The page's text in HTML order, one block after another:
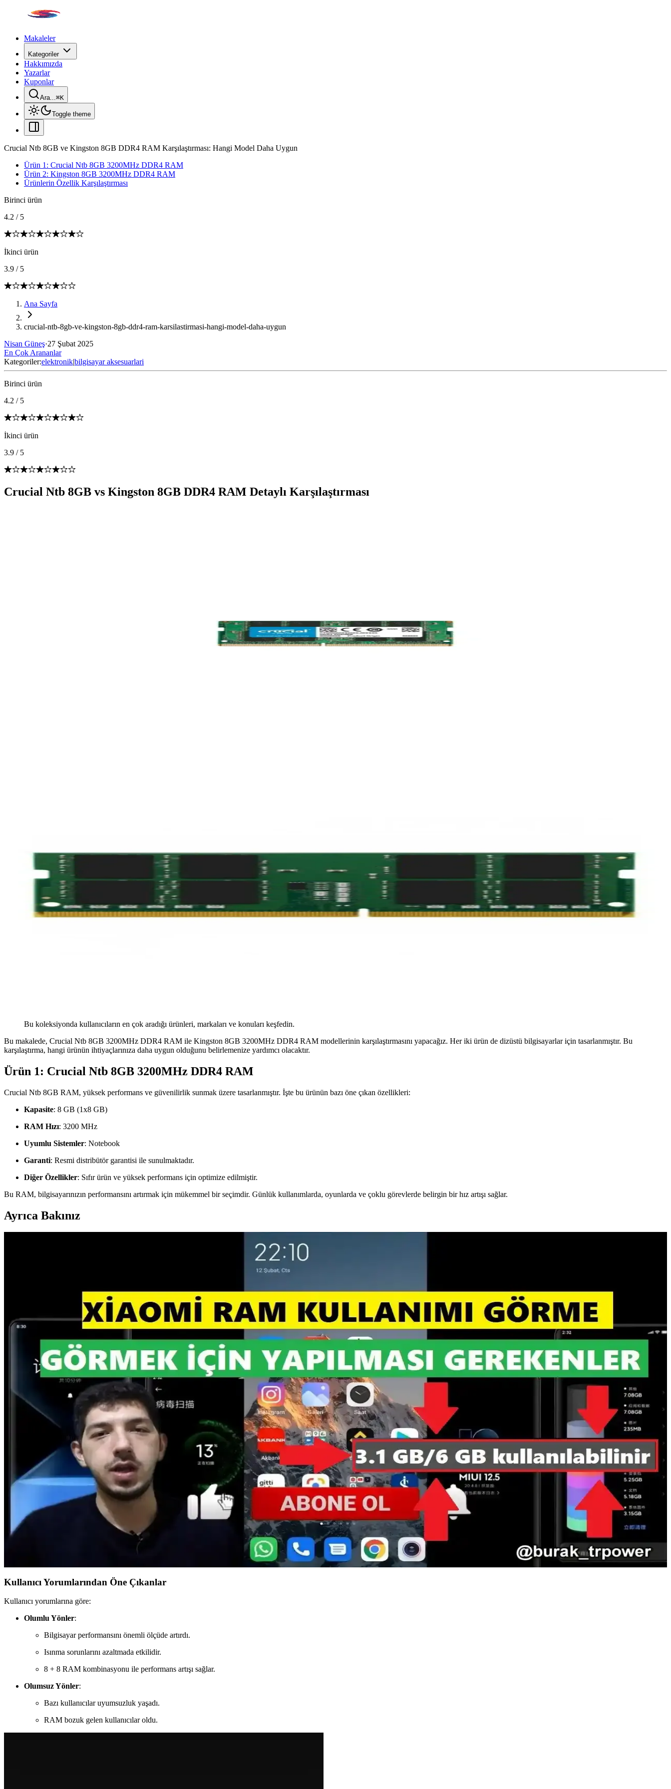
Makaleler
Kategoriler
Hakkımızda
Yazarlar
Kuponlar
Ara...⌘K
Toggle theme
Crucial Ntb 8GB ve Kingston 8GB DDR4 RAM Karşılaştırması: Hangi Model Daha Uygun
Ürün 1: Crucial Ntb 8GB 3200MHz DDR4 RAM
Ürün 2: Kingston 8GB 3200MHz DDR4 RAM
Ürünlerin Özellik Karşılaştırması
Birinci ürün
4.2 / 5
İkinci ürün
3.9 / 5
Ana Sayfa
crucial-ntb-8gb-ve-kingston-8gb-ddr4-ram-karsilastirmasi-hangi-model-daha-uygun
Nisan Güneş·27 Şubat 2025
En Çok Arananlar
Kategoriler:elektronik|bilgisayar aksesuarlari
Birinci ürün
4.2 / 5
İkinci ürün
3.9 / 5
Crucial Ntb 8GB vs Kingston 8GB DDR4 RAM Detaylı Karşılaştırması
Bu koleksiyonda kullanıcıların en çok aradığı ürünleri, markaları ve konuları keşfedin.
Bu makalede, Crucial Ntb 8GB 3200MHz DDR4 RAM ile Kingston 8GB 3200MHz DDR4 RAM modellerinin karşılaştırmasını yapacağız. Her iki ürün de dizüstü bilgisayarlar için tasarlanmıştır. Bu
karşılaştırma, hangi ürünün ihtiyaçlarınıza daha uygun olduğunu belirlemenize yardımcı olacaktır.
Ürün 1: Crucial Ntb 8GB 3200MHz DDR4 RAM
Crucial Ntb 8GB RAM, yüksek performans ve güvenilirlik sunmak üzere tasarlanmıştır. İşte bu ürünün bazı öne çıkan özellikleri:
Kapasite: 8 GB (1x8 GB)
RAM Hızı: 3200 MHz
Uyumlu Sistemler: Notebook
Garanti: Resmi distribütör garantisi ile sunulmaktadır.
Diğer Özellikler: Sıfır ürün ve yüksek performans için optimize edilmiştir.
Bu RAM, bilgisayarınızın performansını artırmak için mükemmel bir seçimdir. Günlük kullanımlarda, oyunlarda ve çoklu görevlerde belirgin bir hız artışı sağlar.
Ayrıca Bakınız
İzoly 16GB DDR4 3200MHz RAM: Yüksek Performans ve Güç Verimliliği Sağlayan Soğutuculu Bellek
İzoly 16GB DDR4 3200MHz RAM, gelişmiş soğutma teknolojisi ve estetik tasarımıyla yüksek performans ve enerji verimliliği sağlar, oyun ve yoğun işlemler için ideal bir seçimdir.
DDR5 RAM fiyatlarında nadir bir düşüş yaşanırken, bellek piyasasında RDIMM segmentinde kıtlık devam ediyor. Üreticiler DIMM ve SODIMM üretimine yönelerek fiyatları etkiliyor. TurboQuant
algoritmasının etkisi sınırlı kalıyor.
RAMpocalypse ve Tüketici Elektroniği Sektöründeki 2026 Yılına Yönelik Kriz Tehditleri
RAMpocalypse, RAM fiyatlarındaki artış ve tedarik sıkıntısıyla tüketici elektroniği sektöründe ciddi krizlere yol açıyor. AI yatırımları ve Çin'in üretim kapasitesi sektörde dengeleri değiştiriyor.
Samsung ve Apple Arasında RAM Tedarik Krizi ve Fiyatlandırma Dinamikleri Üzerine Analiz
Samsung'un RAM arzındaki kısıtlılık ve kısa vadeli sözleşmeler Apple'ın maliyetlerini artırıyor. Bu durum iPhone ve MacBook fiyatlarını etkileyebilir, Apple tedarik zincirini yeniden değerlendirmekte.
Apple M5 Max Çipi Geekbench Testlerinde Yeni Performans Rekoru Kırdı
Apple'ın M5 Max çipi, Geekbench testlerinde 18 çekirdekli CPU performansıyla 29.233 puan alarak M3 Ultra'yı geride bıraktı. Tek çekirdek performansı %15 artış gösterirken, gerçek dünya kullanımı için farklı
senaryolar değerlendirilmelidir.
Kingston HyperX Fury 8GB DDR3 RAM: Yüksek Hız ve Şık Tasarım ile Güçlü Performans
Kingston HyperX Fury 8GB DDR3 RAM, 1600 MHz hızında, otomatik hız aşırtma ve şık tasarımıyla yüksek performans sağlar.
DDR3 8 GB RAM Modülleri ile Dizüstü Bilgisayar Performansını Artırma Rehberi
DDR3 8 GB RAM modülleri, dizüstü bilgisayarların performansını artırır, çoklu görevleri kolaylaştırır ve enerji tasarrufu sağlar. Uyumluluk ve marka güvenliği önemlidir.
Xiaomi Telefonlarda RAM Kullanımı ve Performans Optimizasyonu Rehberi
Xiaomi telefonlarda RAM kullanımı ve yönetimi hakkında temel bilgiler, optimizasyon yöntemleri ve performans artırma ipuçlarıyla cihazınızın hızını koruyun.
Kullanıcı Yorumlarından Öne Çıkanlar
Kullanıcı yorumlarına göre:
Olumlu Yönler:
Bilgisayar performansını önemli ölçüde artırdı.
Isınma sorunlarını azaltmada etkilidir.
8 + 8 RAM kombinasyonu ile performans artışı sağlar.
Olumsuz Yönler:
Bazı kullanıcılar uyumsuzluk yaşadı.
RAM bozuk gelen kullanıcılar oldu.